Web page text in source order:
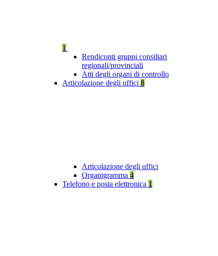
1
Rendiconti gruppi consiliari
regionali/provinciali
Atti degli organi di controllo
Articolazione degli uffici 8
Articolazione degli uffici
Organigramma 4
Telefono e posta elettronica 1